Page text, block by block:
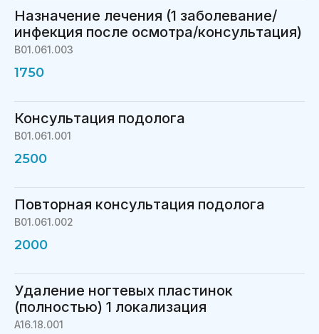
Назначение лечения (1 заболевание/
инфекция после осмотра/консультация)
B01.061.003
1750
Консультация подолога
B01.061.001
2500
Повторная консультация подолога
B01.061.002
2000
Удаление ногтевых пластинок
(полностью) 1 локализация
A16.18.001